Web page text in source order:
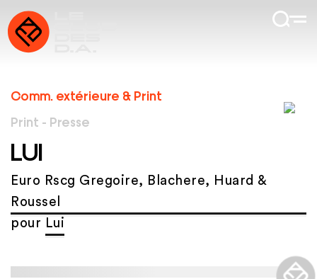
Comm. extérieure & Print
Print - Presse
LUI
Euro Rscg Gregoire, Blachere, Huard &
Roussel
pour Lui